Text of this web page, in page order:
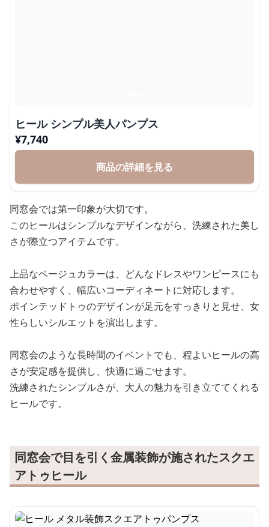
ヒール シンプル美人パンプス
¥7,740
商品の詳細を見る
同窓会では第一印象が大切です。
このヒールはシンプルなデザインながら、洗練された美し
さが際立つアイテムです。
上品なベージュカラーは、どんなドレスやワンピースにも
合わせやすく、幅広いコーディネートに対応します。
ポインテッドトゥのデザインが足元をすっきりと見せ、女
性らしいシルエットを演出します。
同窓会のような長時間のイベントでも、程よいヒールの高
さが安定感を提供し、快適に過ごせます。
洗練されたシンプルさが、大人の魅力を引き立ててくれる
ヒールです。
同窓会で目を引く金属装飾が施されたスクエ
アトゥヒール